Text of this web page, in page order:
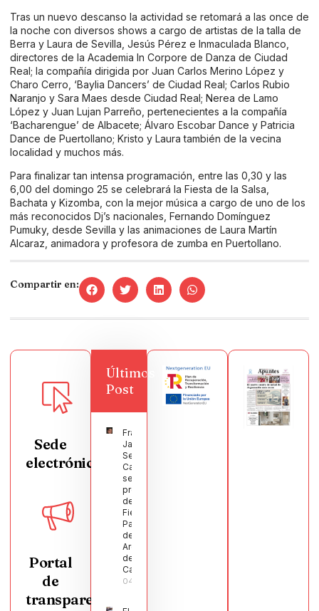
Tras un nuevo descanso la actividad se retomará a las once de
la noche con diversos shows a cargo de artistas de la talla de
Berra y Laura de Sevilla, Jesús Pérez e Inmaculada Blanco,
directores de la Academia In Corpore de Danza de Ciudad
Real; la compañía dirigida por Juan Carlos Merino López y
Charo Cerro, ‘Baylia Dancers’ de Ciudad Real; Carlos Rubio
Naranjo y Sara Maes desde Ciudad Real; Nerea de Lamo
López y Juan Lujan Parreño, pertenecientes a la compañía
‘Bacharengue’ de Albacete; Álvaro Escobar Dance y Patricia
Dance de Puertollano; Kristo y Laura también de la vecina
localidad y muchos más.
Para finalizar tan intensa programación, entre las 0,30 y las
6,00 del domingo 25 se celebrará la Fiesta de la Salsa,
Bachata y Kizomba, con la mejor música a cargo de uno de los
más reconocidos Dj’s nacionales, Fernando Domínguez
Pumuky, desde Sevilla y las animaciones de Laura Martín
Alcaraz, animadora y profesora de zumba en Puertollano.
Compartir en:
Sede
electrónica
Portal
de
transparencia
Últimos
Post
Francisco
Javier
Segura
Castellanos
será el
pregonero
de las
Fiestas
Patronales
de
Argamasilla
de
Calatrava
04/08/2026